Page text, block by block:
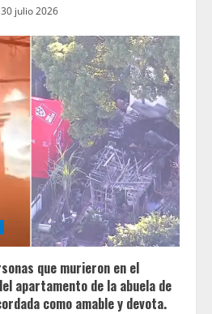
30 julio 2026
que murieron en el
apartamento de la abuela de
como amable y devota.